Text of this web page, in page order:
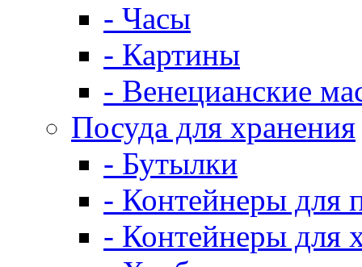
- Часы
- Картины
- Венецианские
Посуда для хранения
- Бутылки
- Контейнеры для
- Контейнеры для